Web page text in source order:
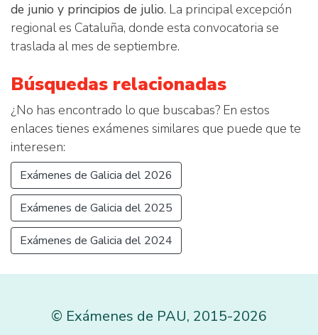
de junio y principios de julio. La principal excepción
regional es Cataluña, donde esta convocatoria se
traslada al mes de septiembre.
Búsquedas relacionadas
¿No has encontrado lo que buscabas? En estos
enlaces tienes exámenes similares que puede que te
interesen:
Exámenes de Galicia del 2026
Exámenes de Galicia del 2025
Exámenes de Galicia del 2024
© Exámenes de PAU, 2015-2026